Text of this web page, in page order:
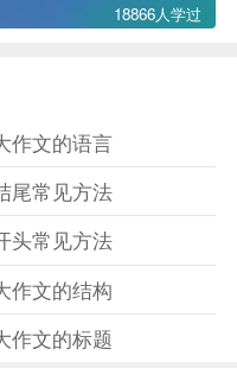
18866人学过
作文的语言
尾常见方法
头常见方法
作文的结构
作文的标题